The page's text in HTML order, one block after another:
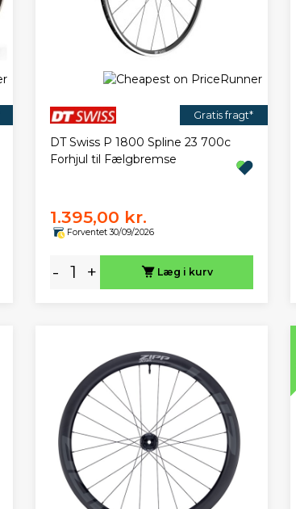
Gratis fragt*
DT Swiss P 1800 Spline 23 700c
Forhjul til Fælgbremse
1.395,00 kr.
Forventet 30/09/2026
- + Læg i kurv